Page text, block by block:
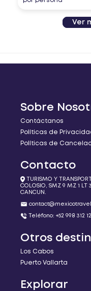
Ver
Sobre
Contáctanos
Políticas de
Políticas de
Contacto
TURISMO Y
COLOSIO, SMZ 9 MZ 1 LT
CANCUN.
Teléfono: +52 998 312
Otros
Los Cabos
Puerto Vallarta
Explorar